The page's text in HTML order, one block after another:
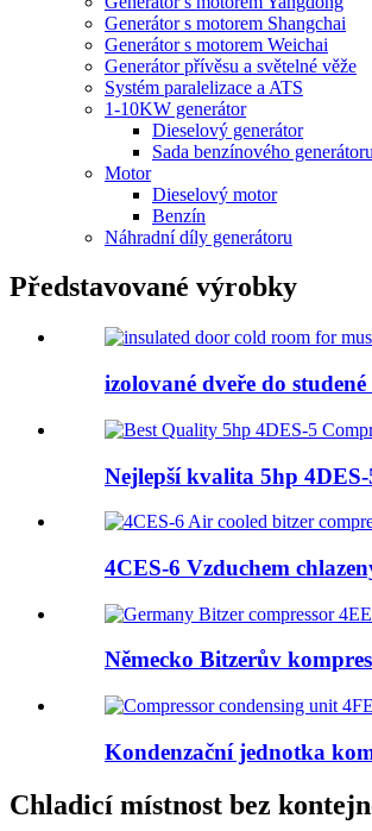
Generátor s motorem Shangchai
Generátor s motorem Weichai
Generátor přívěsu a světelné věže
Systém paralelizace a ATS
1-10KW generátor
Dieselový generátor
Sada benzínového generátoru
Motor
Dieselový motor
Benzín
Náhradní díly generátoru
Představované výrobky
izolované dveře do
Nejlepší kvalita 5hp 4DES-
4CES-6 Vzduchem
Německo Bitzerův
Kondenzační jednotka
Chladicí místnost bez